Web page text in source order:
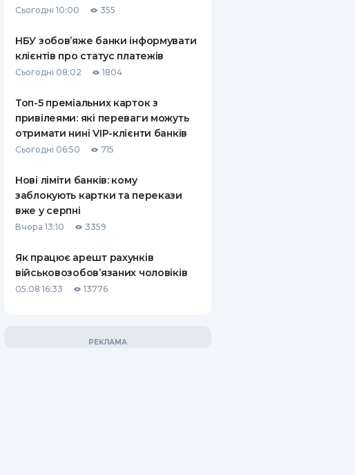
СТРАХУВАННЮ
ВСІ СТРАХОВІ ПОЛІСИ
ВІДГУКИ ПРО СТРАХОВІ
КОМПАНІЇ
КОНТАКТИ
Сьогодні 10:00 355
НБУ зобов’яже банки інформувати
клієнтів про статус платежів
Сьогодні 08:02 1804
Топ-5 преміальних карток з
привілеями: які переваги можуть
отримати нині VIP-клієнти банків
Сьогодні 06:50 715
Нові ліміти банків: кому
заблокують картки та перекази
вже у серпні
Вчора 13:10 3359
Як працює арешт рахунків
військовозобов’язаних чоловіків
05.08 16:33 13776